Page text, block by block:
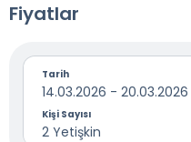
Fiyatlar
Tarih
14.03.2026 - 20.03.2026
Kişi Sayısı
2 Yetişkin